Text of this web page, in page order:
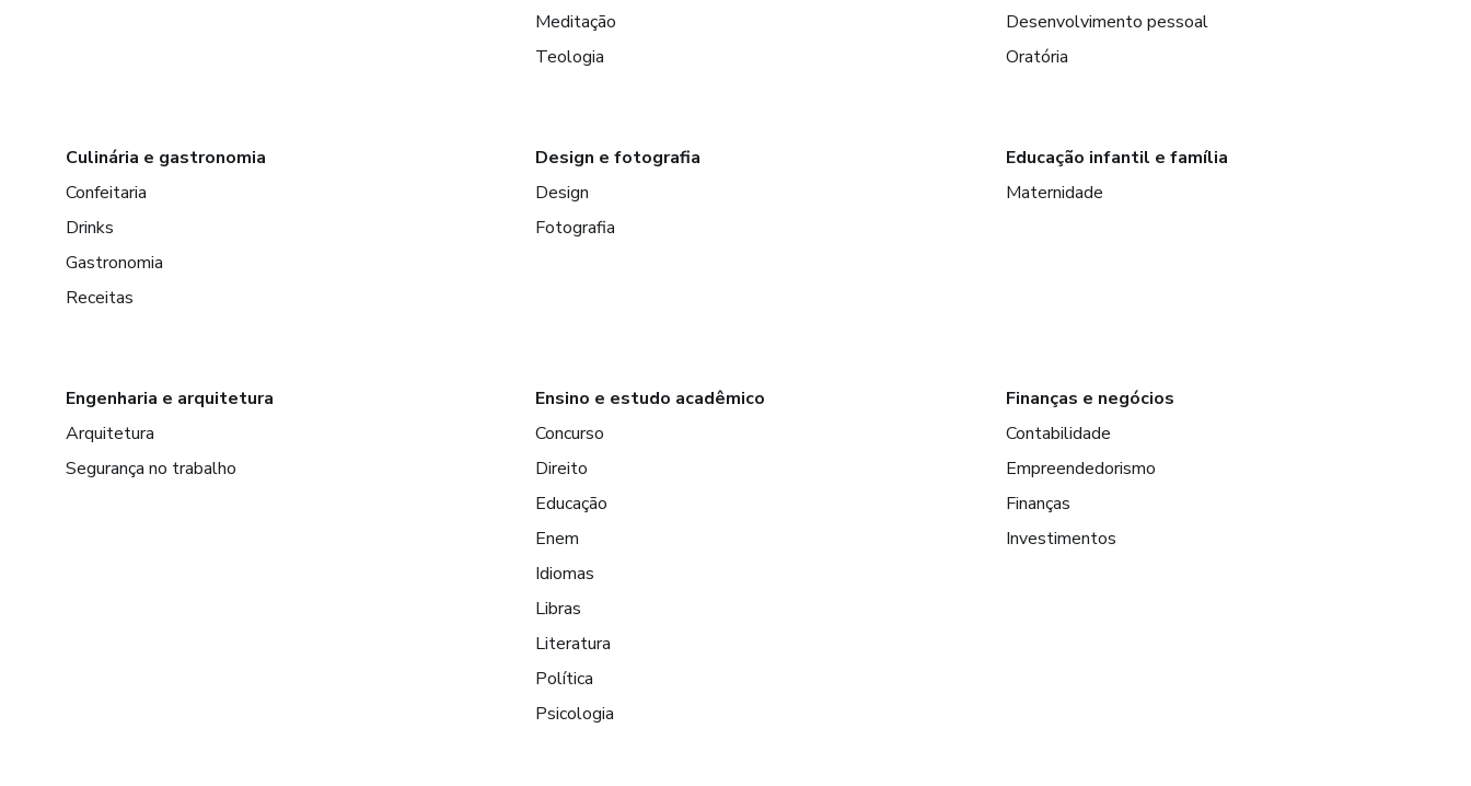
Meditação
Teologia
Desenvolvimento pessoal
Oratória
Culinária e gastronomia
Confeitaria
Drinks
Gastronomia
Receitas
Design e fotografia
Design
Fotografia
Educação infantil e família
Maternidade
Engenharia e arquitetura
Arquitetura
Segurança no trabalho
Ensino e estudo acadêmico
Concurso
Direito
Educação
Enem
Idiomas
Libras
Literatura
Política
Psicologia
Finanças e negócios
Contabilidade
Empreendedorismo
Finanças
Investimentos